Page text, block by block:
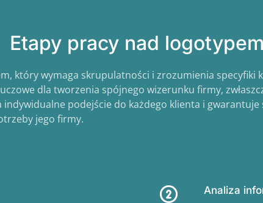
Etapy pracy nad logotypem
który wymaga skrupulatności i zrozumienia specyfiki
dla tworzenia spójnego wizerunku firmy,
podejście do każdego klienta i
jego firmy.
Analiza